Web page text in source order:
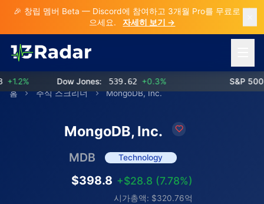
🎉 창립 멤버 Beta — Discord에 참여하고 3개월 Pro를 무료로 받
으세요.
자세히 보기 →
Dow Jones: 539.62 +0.3% S&P 500:
홈
주식 스크리너 MongoDB, Inc.
MongoDB, Inc.
MDB Technology
$398.8 +$28.8 (7.78%)
시가총액: $320.76억